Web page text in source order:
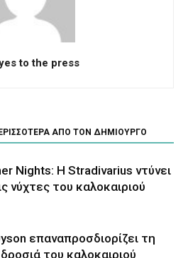
to the press
ΑΠΟ ΤΟΝ ΔΗΜΙΟΥΡΓΟ
Nights: Η Stradivarius ντύνει
νύχτες του καλοκαιριού
επαναπροσδιορίζει τη
δροσιά του καλοκαιριού